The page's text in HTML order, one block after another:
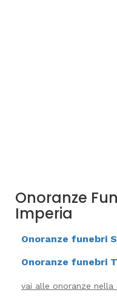
Onoranze
Imperia
Onoranze funebri
Onoranze funebri
vai alle onoranze nella